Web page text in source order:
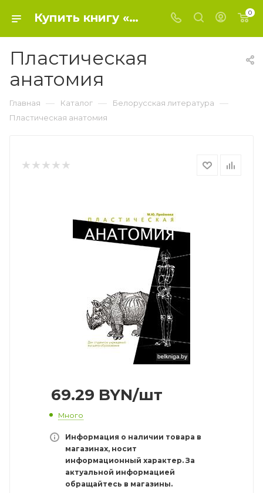
Купить книгу «Пластическая анатомия» 2022, Приймова М.Ю. - Белорусская литература 0
Пластическая
анатомия
Главная — Каталог — Белорусская литература —
Пластическая анатомия
69.29 BYN/шт
Много
Информация о наличии товара в
магазинах, носит
информационный характер. За
актуальной информацией
обращайтесь в магазины.